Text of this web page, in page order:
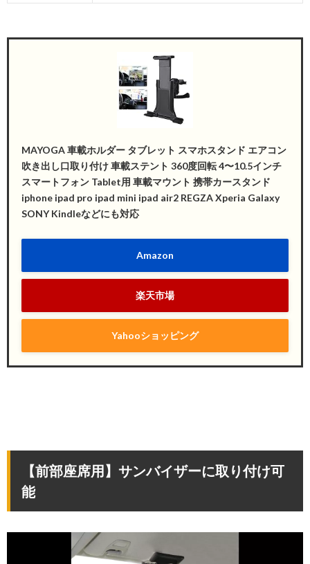
MAYOGA 車載ホルダー タブレット スマホスタンド エアコン
吹き出し口取り付け 車載ステント 360度回転 4〜10.5インチ
スマートフォン Tablet用 車載マウント 携帯カースタンド
iphone ipad pro ipad mini ipad air2 REGZA Xperia Galaxy
SONY Kindleなどにも対応
Amazon
楽天市場
Yahooショッピング
【前部座席用】サンバイザーに取り付け可
能